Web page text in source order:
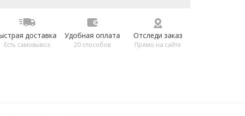
доставка
Есть самовывоз
Удобная оплата
20 способов
Отследи заказ
Прямо на сайте